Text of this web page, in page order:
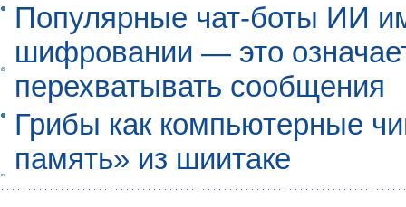
Популярные чат-боты ИИ
шифровании — это
перехватывать сообщения
Грибы как компьютерные
память» из шиитаке